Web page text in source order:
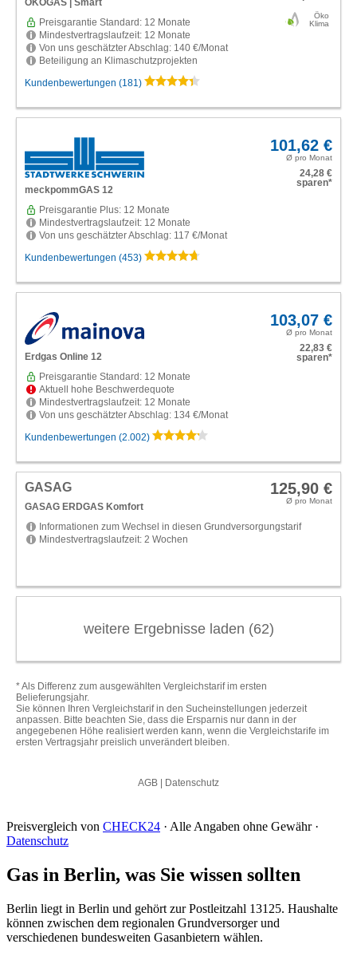
Preisvergleich von CHECK24 · Alle Angaben ohne Gewähr ·
Datenschutz
Gas in Berlin, was Sie wissen sollten
Berlin liegt in Berlin und gehört zur Postleitzahl 13125. Haushalte
können zwischen dem regionalen Grundversorger und
verschiedenen bundesweiten Gasanbietern wählen.